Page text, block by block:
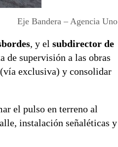
Eje Bandera – Agencia Uno
, y el subdirector de
de supervisión a las obras
(vía exclusiva) y consolidar
el pulso en terreno al
instalación señaléticas y